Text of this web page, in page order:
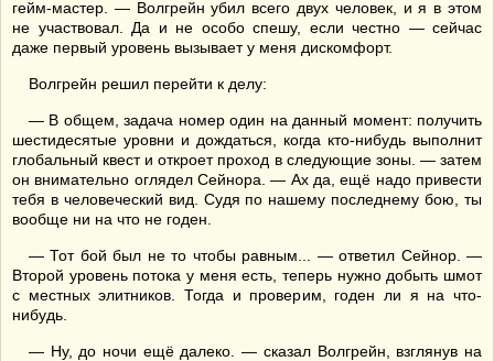
гейм-мастер. — Волгрейн убил всего двух человек, и я в этом
не участвовал. Да и не особо спешу, если честно — сейчас
даже первый уровень вызывает у меня дискомфорт.
Волгрейн решил перейти к делу:
— В общем, задача номер один на данный момент: получить
шестидесятые уровни и дождаться, когда кто-нибудь выполнит
глобальный квест и откроет проход в следующие зоны. — затем
он внимательно оглядел Сейнора. — Ах да, ещё надо привести
тебя в человеческий вид. Судя по нашему последнему бою, ты
вообще ни на что не годен.
— Тот бой был не то чтобы равным... — ответил Сейнор. —
Второй уровень потока у меня есть, теперь нужно добыть шмот
с местных элитников. Тогда и проверим, годен ли я на что-
нибудь.
— Ну, до ночи ещё далеко. — сказал Волгрейн, взглянув на